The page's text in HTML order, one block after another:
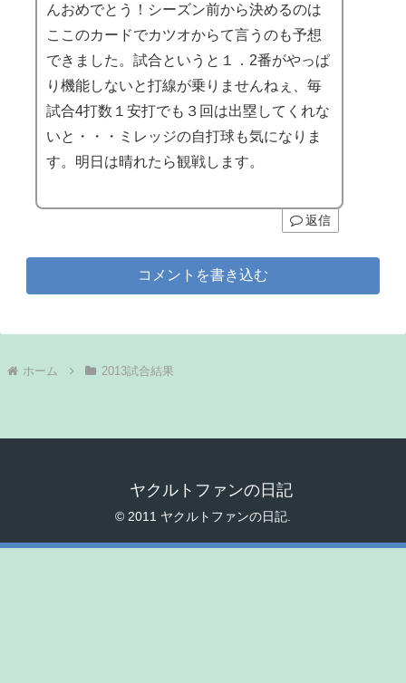
んおめでとう！シーズン前から決めるのは
ここのカードでカツオからて言うのも予想
できました。試合というと１．2番がやっぱ
り機能しないと打線が乗りませんねぇ、毎
試合4打数１安打でも３回は出塁してくれな
いと・・・ミレッジの自打球も気になりま
す。明日は晴れたら観戦します。
返信
コメントを書き込む
ホーム 2013試合結果
ヤクルトファンの日記
© 2011 ヤクルトファンの日記.